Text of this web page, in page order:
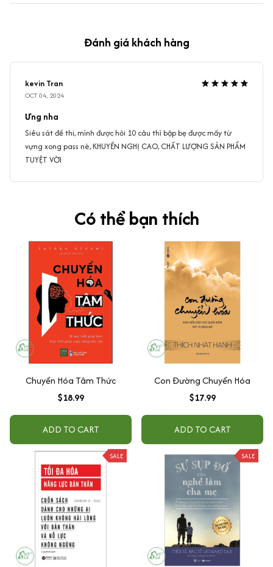
Đánh giá khách hàng
kevin Tran
OCT 04, 2024
Ưng nha
Siêu sát đề thi, mình được hỏi 10 câu thì bập bẹ được mấy từ
vựng xong pass nè, KHUYẾN NGHỊ CAO, CHẤT LƯỢNG SẢN PHẨM
TUYỆT VỜI
Có thể bạn thích
Chuyển Hóa Tâm Thức
$18.99
ADD TO CART
Con Đường Chuyển Hóa
$17.99
ADD TO CART
SALE SALE